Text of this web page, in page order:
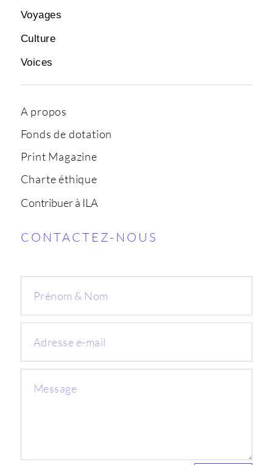
Voyages
Culture
Voices
A propos
Fonds de dotation
Print Magazine
Charte éthique
Contribuer à ILA
CONTACTEZ-NOUS